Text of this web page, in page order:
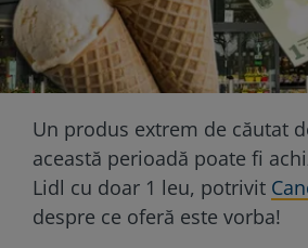
Un produs extrem de căutat
această perioadă poate fi
Lidl cu doar 1 leu, potrivit
despre ce oferă este vorba!